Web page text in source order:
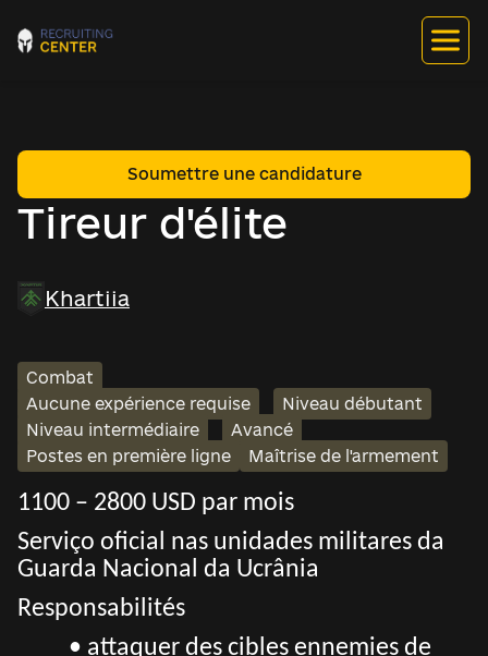
Tireur d'élite
Soumettre une candidature
Khartiia
Combat
Aucune expérience requise
Niveau débutant
Niveau intermédiaire
Avancé
Postes en première ligne
Maîtrise de l'armement
1100 – 2800 USD par mois
Serviço oficial nas unidades militares da
Guarda Nacional da Ucrânia
Responsabilités
• attaquer des cibles ennemies de